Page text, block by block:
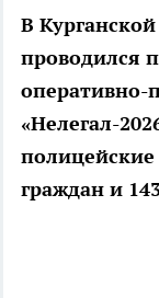
В
проводился
оперативно-
«Нелегал-
граждан и